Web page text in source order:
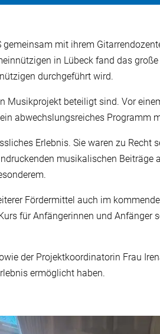
mit ihrem
in Lübeck fand das
durchgeführt wird.
Musikprojekt beteiligt sind. Vor
abwechslungsreiches Programm
Erlebnis. Sie waren zu Recht
musikalischen Beiträge
Fördermittel auch im
für Anfängerinnen und Anfänger
der Projektkoordinatorin Frau
ermöglicht haben.